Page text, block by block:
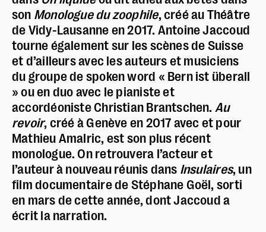
son Monologue du zoophile, créé au Théâtre
de Vidy-Lausanne en 2017. Antoine Jaccoud
tourne également sur les scènes de Suisse
et d’ailleurs avec les auteurs et musiciens
du groupe de spoken word « Bern ist überall
» ou en duo avec le pianiste et
accordéoniste Christian Brantschen. Au
revoir, créé à Genève en 2017 avec et pour
Mathieu Amalric, est son plus récent
monologue. On retrouvera l’acteur et
l’auteur à nouveau réunis dans Insulaires, un
film documentaire de Stéphane Goël, sorti
en mars de cette année, dont Jaccoud a
écrit la narration.